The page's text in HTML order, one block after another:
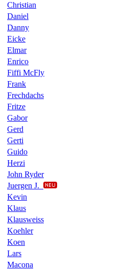
Christian
Daniel
Danny
Eicke
Elmar
Enrico
Fiffi McFly
Frank
Frechdachs
Fritze
Gabor
Gerd
Gerti
Guido
Herzi
John Ryder
Juergen J.
Kevin
Klaus
Klausweiss
Koehler
Koen
Lars
Macona